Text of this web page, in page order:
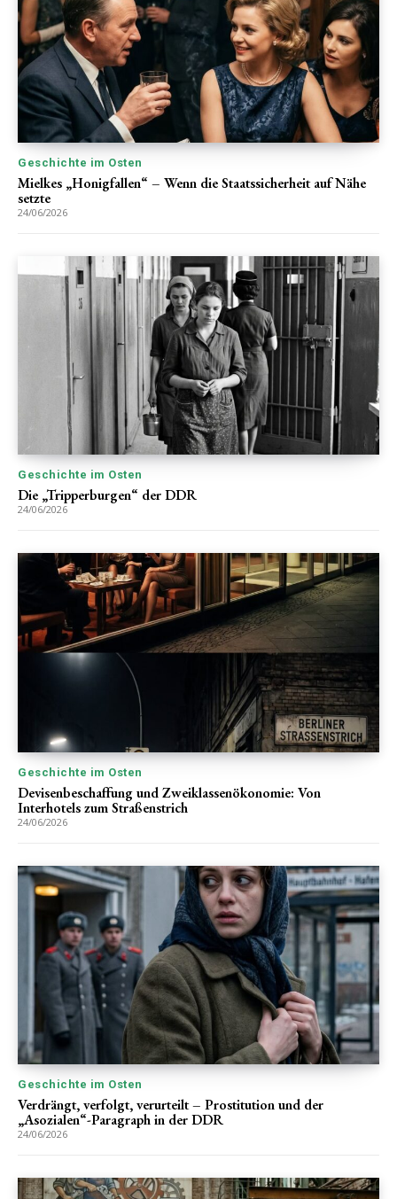
Geschichte im Osten
Mielkes „Honigfallen“ – Wenn die Staatssicherheit auf Nähe
setzte
24/06/2026
Geschichte im Osten
Die „Tripperburgen“ der DDR
24/06/2026
Geschichte im Osten
Devisenbeschaffung und Zweiklassenökonomie: Von
Interhotels zum Straßenstrich
24/06/2026
Geschichte im Osten
Verdrängt, verfolgt, verurteilt – Prostitution und der
„Asozialen“-Paragraph in der DDR
24/06/2026